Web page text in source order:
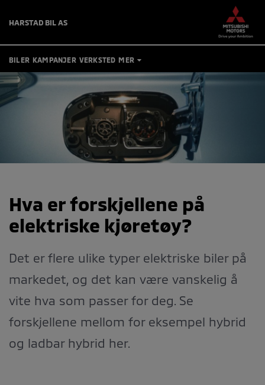
HARSTAD BIL AS
BILER KAMPANJER VERKSTED MER
TIPS OG RÅD
BESTILL VERKSTEDTIME
Hva er forskjellene på
elektriske kjøretøy?
Det er flere ulike typer elektriske biler på
markedet, og det kan være vanskelig å
vite hva som passer for deg. Se
forskjellene mellom for eksempel hybrid
og ladbar hybrid her.